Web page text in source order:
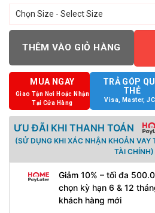
THÊM VÀO GIỎ HÀNG
MUA NGAY
Giao Tận Nơi Hoặc Nhận
Tại Cửa Hàng
TRẢ GÓP
THẺ
Visa, Master,
ƯU ĐÃI KHI THANH TOÁN
(SỬ DỤNG KHI XÁC NHẬN KHOẢN VAY
TÀI CHÍNH)
Giảm 10% – tối đa
chọn kỳ hạn 6 & 12
khách hàng mới